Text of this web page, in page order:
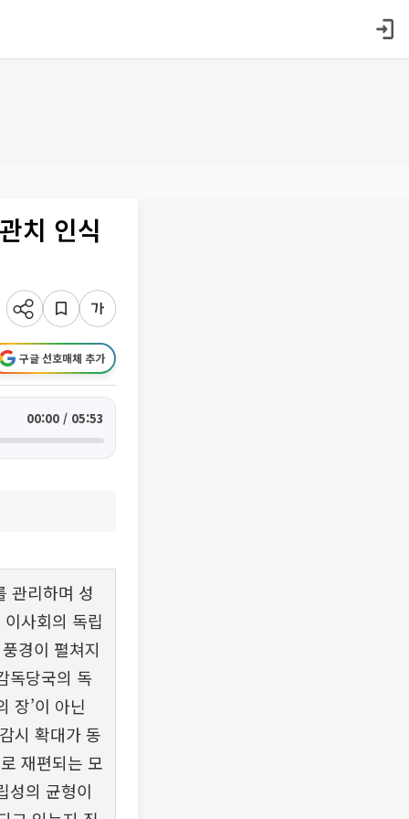
치 인식
구글 선호매체 추가
00:00 / 05:53
관리하며 성
사회의 독립
경이 펼쳐지
독당국의 독
장’이 아닌
시 확대가 동
재편되는 모
성의 균형이